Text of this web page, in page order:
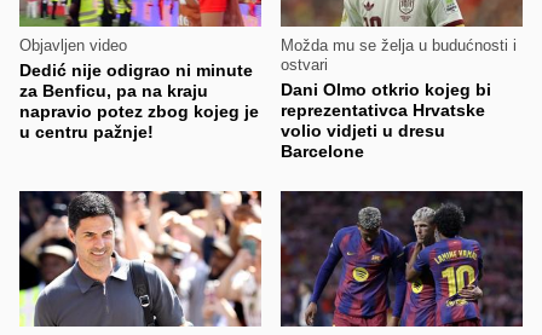
Objavljen video
Dedić nije odigrao ni minute
za Benficu, pa na kraju
napravio potez zbog kojeg je
u centru pažnje!
Možda mu se želja u budućnosti i
ostvari
Dani Olmo otkrio kojeg bi
reprezentativca Hrvatske
volio vidjeti u dresu
Barcelone